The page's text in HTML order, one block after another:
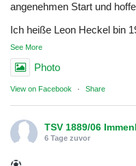
angenehmen Start und
Ich heiße Leon Heckel bin
See More
Photo
View on Facebook · Share
TSV 1889/06
6 Tage zuvor